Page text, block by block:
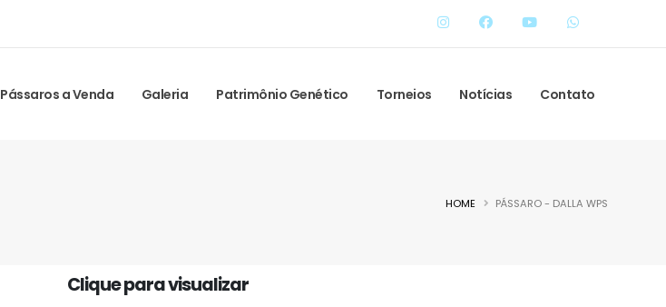
Pássaros a Venda Galeria Patrimônio Genético Torneios Notícias Contato
HOME PÁSSARO - DALLA WPS
Clique para visualizar